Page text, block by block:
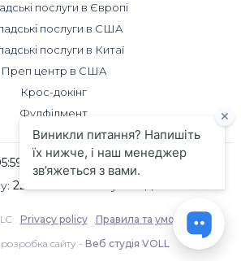
послуги в Європі
послуги в США
послуги в Китаї
Преп центр в США
Крос-докінг
Фулфілмент
Privacy policy Правила та умови
Час у Пекіні:
10:59
22:59
сайту - Веб студія VOLL